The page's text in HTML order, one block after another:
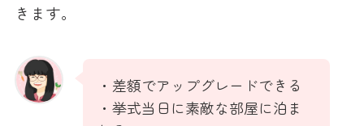
きます。
・差額でアップグレードできる
・挙式当日に素敵な部屋に泊ま